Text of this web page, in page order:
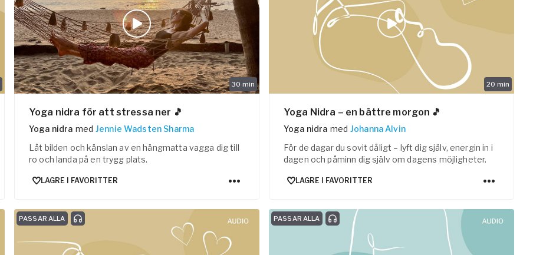
30 min
Yoga nidra för att stressa ner 🎵
Yoga nidra med Jennie Wadsten Sharma
Låt bilden och känslan av en hängmatta vagga dig till
ro och landa på en trygg plats.
LAGRE I FAVORITTER
20 min
Yoga Nidra – en bättre morgon 🎵
Yoga nidra med Johanna Alvin
För de dagar du sovit dåligt – lyft dig själv, energin in i
dagen och påminn dig själv om dagens möjligheter.
LAGRE I FAVORITTER
PASSAR ALLA PASSAR ALLA